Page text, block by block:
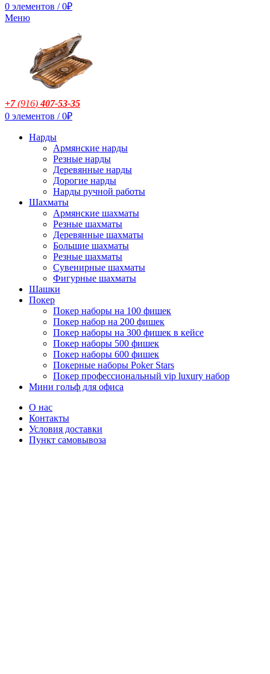
0 элементов / 0₽
Меню
+7(916)407-53-35
0 элементов / 0₽
Нарды
Армянские нарды
Резные нарды
Деревянные нарды
Дорогие нарды
Нарды ручной работы
Шахматы
Армянские шахматы
Резные шахматы
Деревянные шахматы
Большие шахматы
Резные шахматы
Сувенирные шахматы
Фигурные шахматы
Шашки
Покер
Покер наборы на 100 фишек
Покер набор на 200 фишек
Покер наборы на 300 фишек в кейсе
Покер наборы 500 фишек
Покер наборы 600 фишек
Покерные наборы Poker Stars
Покер профессиональный vip luxury набор
Мини гольф для офиса
О нас
Контакты
Условия доставки
Пункт самовывоза